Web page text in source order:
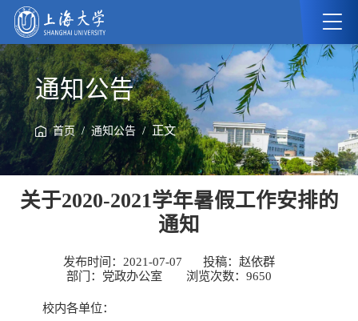
通知公告
首页/通知公告/ 正文
关于2020-2021学年暑假工作安排的
通知
发布时间：2021-07-07
投稿：赵依群
部门：党政办公室
浏览次数： 9650
校内各单位：